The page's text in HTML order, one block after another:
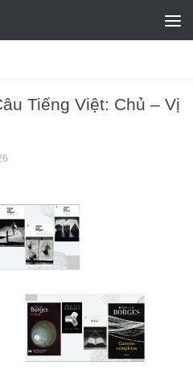
Tiếng Việt: Chủ – Vị